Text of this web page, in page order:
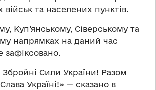
та населених пунктів.
Куп’янському, Сіверському та
напрямках на даний час
зафіксовано.
Сили України! Разом
Україні!» — сказано в